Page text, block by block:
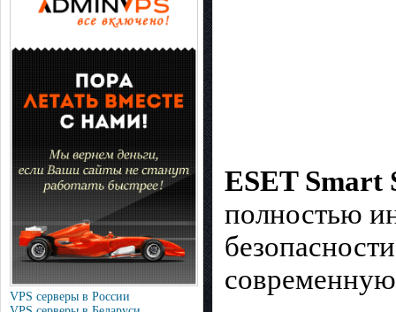
VPS серверы в России
ESET Smart
полностью